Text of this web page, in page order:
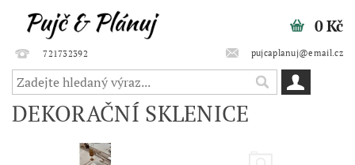
721732392 pujcaplanuj@email.cz
0 Kč
DEKORAČNÍ SKLENICE